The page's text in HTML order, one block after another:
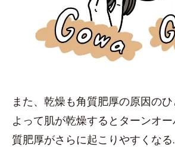
また、乾燥も角質肥厚の原因の
よって肌が乾燥するとターンオ
質肥厚がさらに起こりやすくな